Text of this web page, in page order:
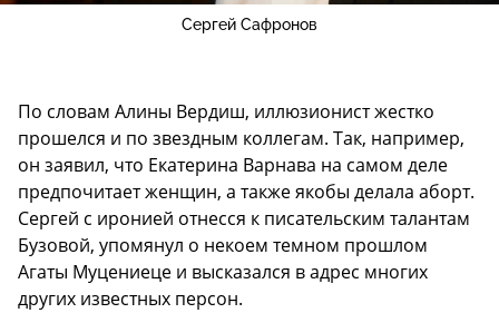
Сергей Сафронов
По словам Алины Вердиш, иллюзионист жестко
прошелся и по звездным коллегам. Так, например,
он заявил, что Екатерина Варнава на самом деле
предпочитает женщин, а также якобы делала аборт.
Сергей с иронией отнесся к писательским талантам
Бузовой, упомянул о некоем темном прошлом
Агаты Муцениеце и высказался в адрес многих
других известных персон.